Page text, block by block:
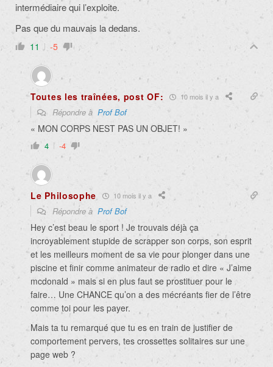
intermédiaire qui l’exploite.
Pas que du mauvais la dedans.
11 -5
Toutes les traînées, post OF: 10 mois il y a
Répondre à Prof Bof
« MON CORPS NEST PAS UN OBJET! »
4 -4
Le Philosophe 10 mois il y a
Répondre à Prof Bof
Hey c’est beau le sport ! Je trouvais déjà ça
incroyablement stupide de scrapper son corps, son esprit
et les meilleurs moment de sa vie pour plonger dans une
piscine et finir comme animateur de radio et dire « J’aime
mcdonald » mais si en plus faut se prostituer pour le
faire… Une CHANCE qu’on a des mécréants fier de l’être
comme toi pour les payer.
Mais ta tu remarqué que tu es en train de justifier de
comportement pervers, tes crossettes solitaires sur une
page web ?